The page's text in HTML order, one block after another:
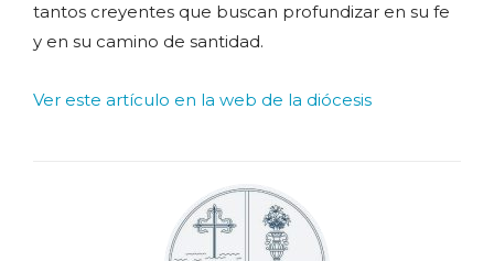
tantos creyentes que buscan profundizar en su fe
y en su camino de santidad.
Ver este artículo en la web de la diócesis